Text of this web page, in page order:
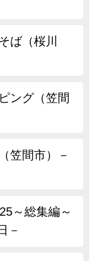
ば（桜川
ング（笠間
笠間市）－
～総集編～
－